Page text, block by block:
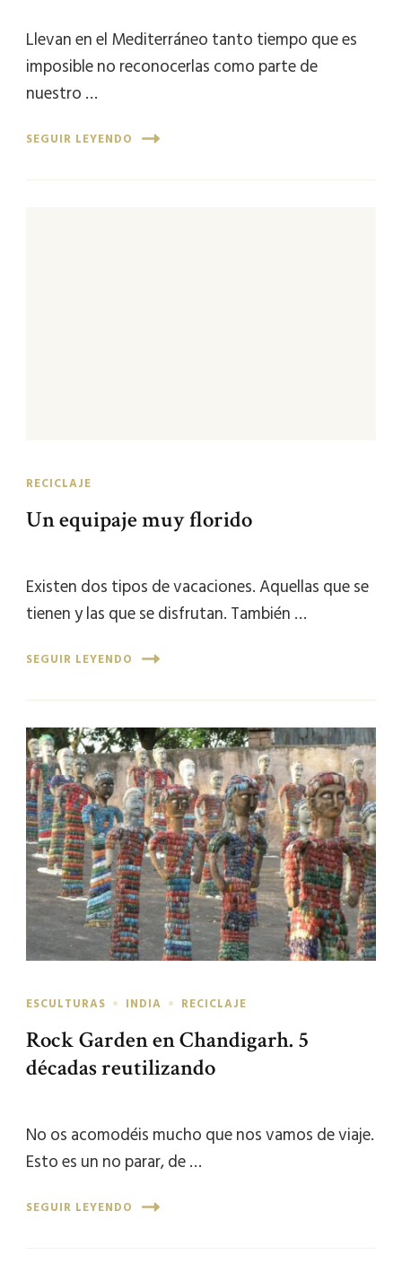
Llevan en el Mediterráneo tanto tiempo que es
imposible no reconocerlas como parte de
nuestro …
SEGUIR LEYENDO
RECICLAJE
Un equipaje muy florido
Existen dos tipos de vacaciones. Aquellas que se
tienen y las que se disfrutan. También …
SEGUIR LEYENDO
ESCULTURAS INDIA RECICLAJE
Rock Garden en Chandigarh. 5
décadas reutilizando
No os acomodéis mucho que nos vamos de viaje.
Esto es un no parar, de …
SEGUIR LEYENDO